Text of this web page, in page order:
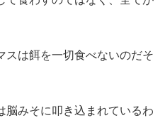
スは餌を一切食べないのだそ
脳みそに叩き込まれているわ